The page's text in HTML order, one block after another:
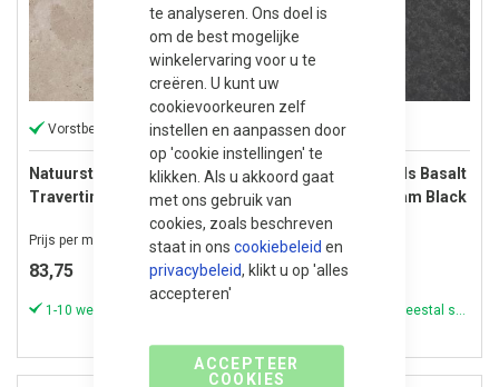
te analyseren. Ons doel is
om de best mogelijke
winkelervaring voor u te
creëren. U kunt uw
cookievoorkeuren zelf
instellen en aanpassen door
op 'cookie instellingen' te
klikken. Als u akkoord gaat
met ons gebruik van
cookies, zoals beschreven
staat in ons cookiebeleid en
privacybeleid, klikt u op 'alles
accepteren'
ACCEPTEER
COOKIES
Vorstbestendig
Natuursteen Tegels
Travertin 40,6x61x3 cm
Prijs per m²
83,75
Vorstbestendig
Natuursteen Tegels Basalt
60x60x3 cm Vietnam Black
Prijs per m²
93,75